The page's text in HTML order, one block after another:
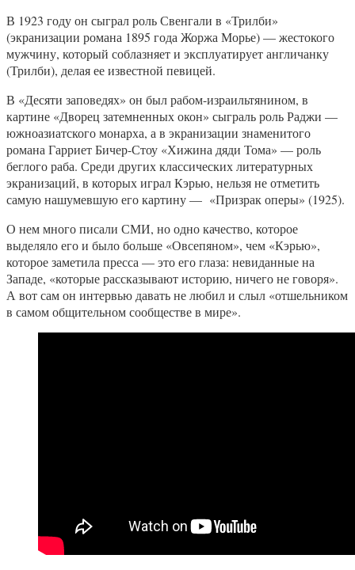
В 1923 году он сыграл роль Свенгали в «Трилби»
(экранизации романа 1895 года Жоржа Морье) — жестокого
мужчину, который соблазняет и эксплуатирует англичанку
(Трилби), делая ее известной певицей.
В «Десяти заповедях» он был рабом-израильтянином, в
картине «Дворец затемненных окон» сыграль роль Раджи —
южноазиатского монарха, а в экранизации знаменитого
романа Гарриет Бичер-Стоу «Хижина дяди Тома» — роль
беглого раба. Среди других классических литературных
экранизаций, в которых играл Кэрью, нельзя не отметить
самую нашумевшую его картину — «Призрак оперы» (1925).
О нем много писали СМИ, но одно качество, которое
выделяло его и было больше «Овсепяном», чем «Кэрью»,
которое заметила пресса — это его глаза: невиданные на
Западе, «которые рассказывают историю, ничего не говоря».
А вот сам он интервью давать не любил и слыл «отшельником
в самом общительном сообществе в мире».